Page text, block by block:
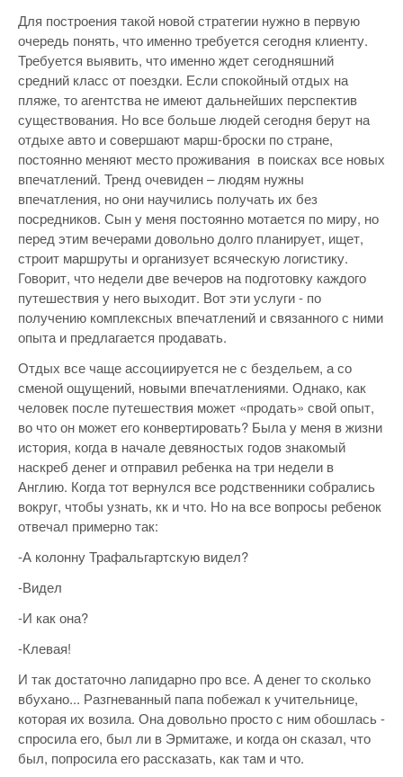
Для построения такой новой стратегии нужно в первую
очередь понять, что именно требуется сегодня клиенту.
Требуется выявить, что именно ждет сегодняшний
средний класс от поездки. Если спокойный отдых на
пляже, то агентства не имеют дальнейших перспектив
существования. Но все больше людей сегодня берут на
отдыхе авто и совершают марш-броски по стране,
постоянно меняют место проживания в поисках все новых
впечатлений. Тренд очевиден – людям нужны
впечатления, но они научились получать их без
посредников. Сын у меня постоянно мотается по миру, но
перед этим вечерами довольно долго планирует, ищет,
строит маршруты и организует всяческую логистику.
Говорит, что недели две вечеров на подготовку каждого
путешествия у него выходит. Вот эти услуги - по
получению комплексных впечатлений и связанного с ними
опыта и предлагается продавать.
Отдых все чаще ассоциируется не с бездельем, а со
сменой ощущений, новыми впечатлениями. Однако, как
человек после путешествия может «продать» свой опыт,
во что он может его конвертировать? Была у меня в жизни
история, когда в начале девяностых годов знакомый
наскреб денег и отправил ребенка на три недели в
Англию. Когда тот вернулся все родственники собрались
вокруг, чтобы узнать, кк и что. Но на все вопросы ребенок
отвечал примерно так:
-А колонну Трафальгартскую видел?
-Видел
-И как она?
-Клевая!
И так достаточно лапидарно про все. А денег то сколько
вбухано... Разгневанный папа побежал к учительнице,
которая их возила. Она довольно просто с ним обошлась -
спросила его, был ли в Эрмитаже, и когда он сказал, что
был, попросила его рассказать, как там и что.